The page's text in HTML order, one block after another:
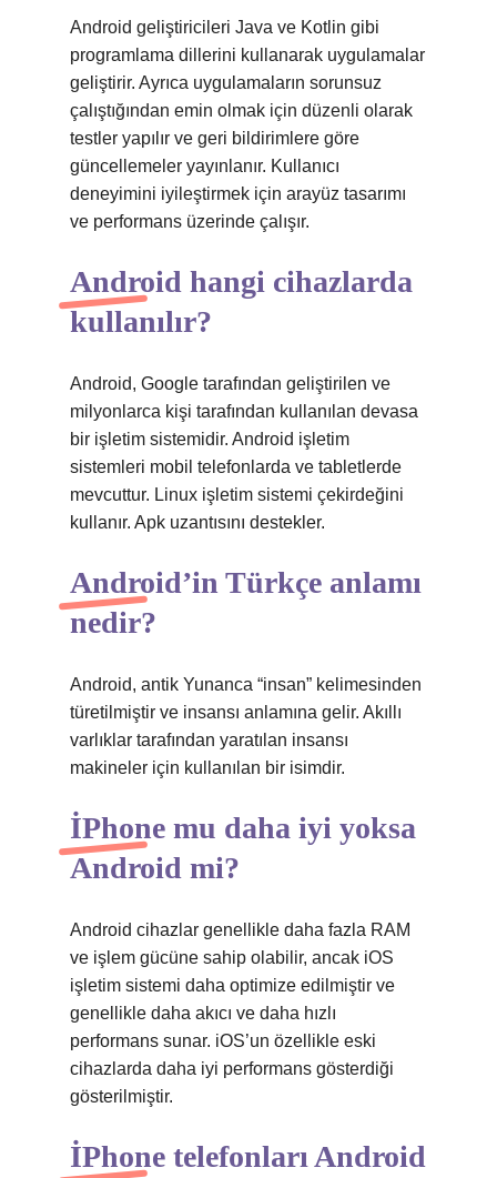
Android geliştiricileri Java ve Kotlin gibi
programlama dillerini kullanarak uygulamalar
geliştirir. Ayrıca uygulamaların sorunsuz
çalıştığından emin olmak için düzenli olarak
testler yapılır ve geri bildirimlere göre
güncellemeler yayınlanır. Kullanıcı
deneyimini iyileştirmek için arayüz tasarımı
ve performans üzerinde çalışır.
Android hangi cihazlarda
kullanılır?
Android, Google tarafından geliştirilen ve
milyonlarca kişi tarafından kullanılan devasa
bir işletim sistemidir. Android işletim
sistemleri mobil telefonlarda ve tabletlerde
mevcuttur. Linux işletim sistemi çekirdeğini
kullanır. Apk uzantısını destekler.
Android’in Türkçe anlamı
nedir?
Android, antik Yunanca “insan” kelimesinden
türetilmiştir ve insansı anlamına gelir. Akıllı
varlıklar tarafından yaratılan insansı
makineler için kullanılan bir isimdir.
İPhone mu daha iyi yoksa
Android mi?
Android cihazlar genellikle daha fazla RAM
ve işlem gücüne sahip olabilir, ancak iOS
işletim sistemi daha optimize edilmiştir ve
genellikle daha akıcı ve daha hızlı
performans sunar. iOS’un özellikle eski
cihazlarda daha iyi performans gösterdiği
gösterilmiştir.
İPhone telefonları Android